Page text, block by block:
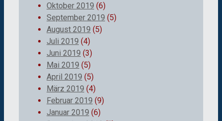
Oktober 2019 (6)
September 2019 (5)
August 2019 (5)
Juli 2019 (4)
Juni 2019 (3)
Mai 2019 (5)
April 2019 (5)
März 2019 (4)
Februar 2019 (9)
Januar 2019 (6)